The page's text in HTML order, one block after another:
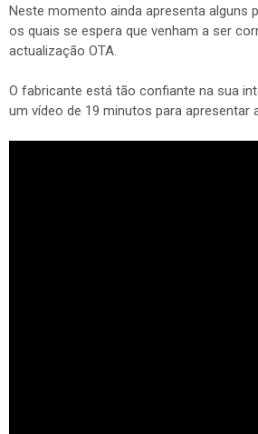
Neste momento ainda apresenta alguns
os quais se espera que venham a ser
actualização OTA.
O fabricante está tão confiante na sua
um vídeo de 19 minutos para apresentar